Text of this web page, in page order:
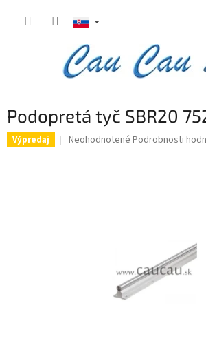
Podopretá tyč SBR20
Výpredaj
Priemerné
Neohodnotené Podrobnosti